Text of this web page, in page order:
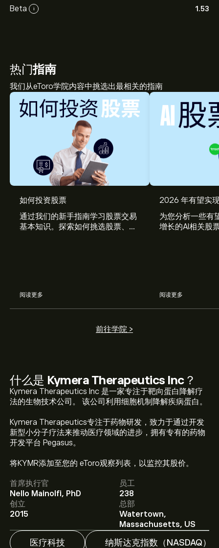
Beta i 1.53
什么是 Kymera Therapeutics Inc？
Kymera Therapeutics Inc 是一家专注于靶向蛋白降解疗
法的生物技术公司。 该公司利用细胞机制降解疾病蛋白。
Kymera Therapeutics专注于药物研发，致力于通过开发
新型小分子疗法来推动医疗领域的进步，拥有专有的药物
开发平台 Pegasus。
将KYMR添加至您的 eToro观察列表，以监控其股价。
首席执行官
Nello Mainolfi, PhD
员工
238
创立
2015
总部
Watertown,
Massachusetts, US
医疗科技 纳斯达克指数（NASDAQ）
热门指南
我们从eToro学院内容中挑选出最相关的指南
如何投资股票
通过我们的新手指南学习股票交易
基本知识。探索如何挑选股票、管
阅读更多
2026 年有望实
为您分析一些有
增长的AI相关股
阅读更多
前往学院 >
KYMR 现价为‎$‎107.43。
Kymera Therapeutics Inc 的平均价格目标为‎$‎107.43。
注册eToro 以取得详细的分析师预测及价格目标。
分析师根据市场趋势、财务报告和预期增长对Kymera
Therapeutics Inc的预测。查看最新预测，了解未来价格
走势。